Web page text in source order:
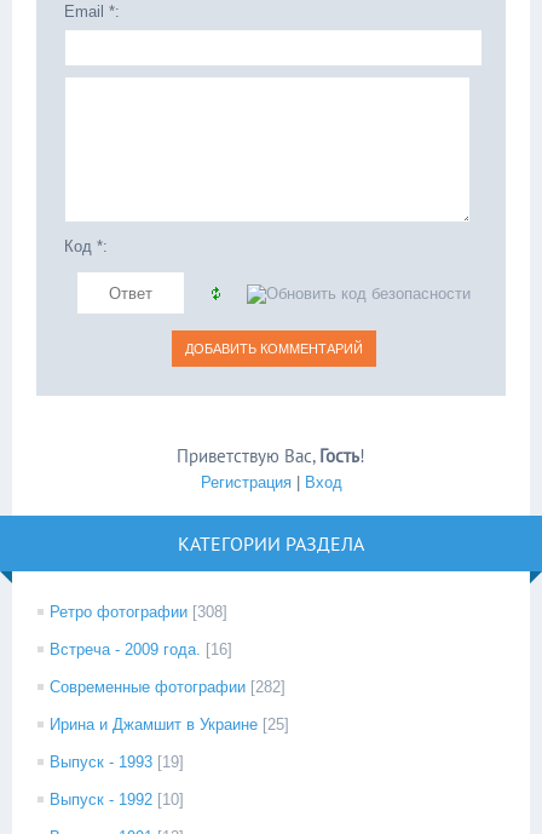
Email *:
Код *:
Приветствую Вас, Гость!
Регистрация| Вход
КАТЕГОРИИ РАЗДЕЛА
Ретро фотографии [308]
Встреча - 2009 года. [16]
Современные фотографии [282]
Ирина и Джамшит в Украине [25]
Выпуск - 1993 [19]
Выпуск - 1992 [10]